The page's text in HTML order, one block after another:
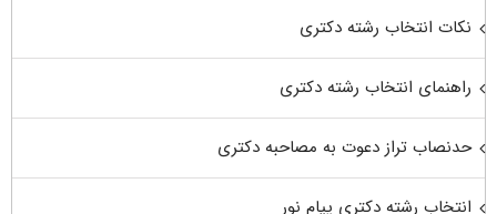
نکات انتخاب رشته دکتری
راهنمای انتخاب رشته دکتری
حدنصاب تراز دعوت به مصاحبه دکتری
انتخاب رشته دکتری پیام نور